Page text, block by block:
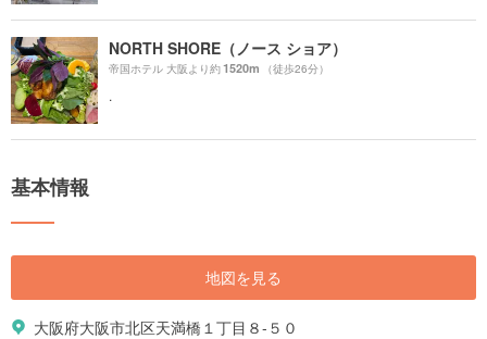
NORTH SHORE（ノース ショア）
帝国ホテル 大阪より約1520m （徒歩26分）
.
基本情報
地図を見る
大阪府大阪市北区天満橋１丁目８-５０